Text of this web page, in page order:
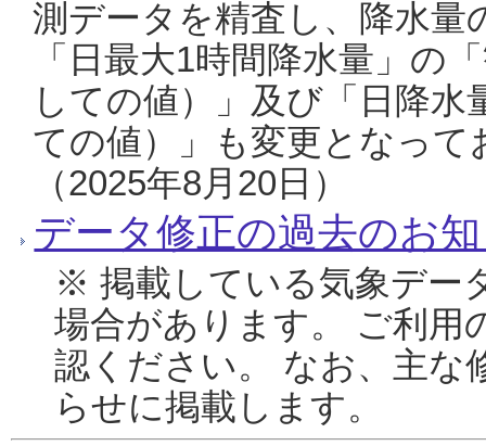
測データを精査し、降水
「日最大1時間降水量」の
しての値）」及び「日降
ての値）」も変更となっ
（2025年8月20日）
データ修正の過去のお
※ 掲載している気象デー
場合があります。 ご利用
認ください。 なお、主な
らせに掲載します。